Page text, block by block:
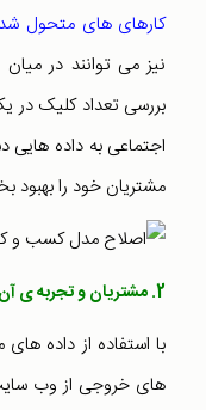
کارهای های متحول
نیز می توانند در
بررسی تعداد کلیک در
اجتماعی به داده هایی
مشتریان خود را بهبود
2. مشتریان و تجربه ی آن ها را درک کنید:
با استفاده از داده
های خروجی از وب